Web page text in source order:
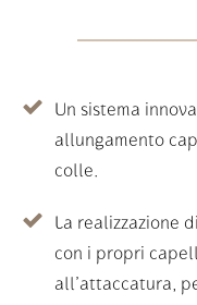
Un sistema
allungamento
colle.
La realizzazione
con i propri
all’attaccatura,